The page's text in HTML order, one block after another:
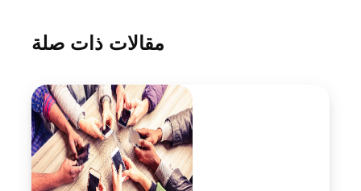
مقالات ذات صلة